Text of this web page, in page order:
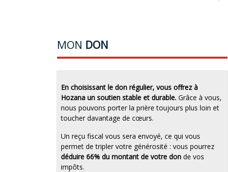
MON DON
En choisissant le don régulier, vous offrez à
Hozana un soutien stable et durable. Grâce à vous,
nous pouvons porter la prière toujours plus loin et
toucher davantage de cœurs.
Un reçu fiscal vous sera envoyé, ce qui vous
permet de tripler votre générosité : vous pourrez
déduire 66% du montant de votre don de vos
impôts.